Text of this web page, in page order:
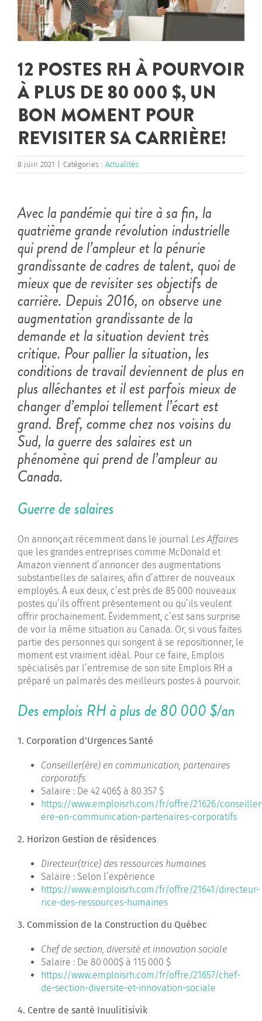
12 POSTES RH À POURVOIR
À PLUS DE 80 000 $, UN
BON MOMENT POUR
REVISITER SA CARRIÈRE!
8 juin 2021 Catégories : Actualités
Avec la pandémie qui tire à sa fin, la
quatrième grande révolution industrielle
qui prend de l’ampleur et la pénurie
grandissante de cadres de talent, quoi de
mieux que de revisiter ses objectifs de
carrière. Depuis 2016, on observe une
augmentation grandissante de la
demande et la situation devient très
critique. Pour pallier la situation, les
conditions de travail deviennent de plus en
plus alléchantes et il est parfois mieux de
changer d’emploi tellement l’écart est
grand. Bref, comme chez nos voisins du
Sud, la guerre des salaires est un
phénomène qui prend de l’ampleur au
Canada.
Guerre de salaires
On annonçait récemment dans le journal Les Affaires
que les grandes entreprises comme McDonald et
Amazon viennent d’annoncer des augmentations
substantielles de salaires, afin d’attirer de nouveaux
employés. À eux deux, c’est près de 85 000 nouveaux
postes qu’ils offrent présentement ou qu’ils veulent
offrir prochainement. Évidemment, c’est sans surprise
de voir la même situation au Canada. Or, si vous faites
partie des personnes qui songent à se repositionner, le
moment est vraiment idéal. Pour ce faire, Emplois
spécialisés par l’entremise de son site Emplois RH a
préparé un palmarès des meilleurs postes à pourvoir.
Des emplois RH à plus de 80 000 $/an
1. Corporation d’Urgences Santé
Conseiller(ère) en communication, partenaires
corporatifs
Salaire : De 42 406$ à 80 357 $
https://www.emploisrh.com/fr/offre/21626/
ere-en-communication-partenaires-corporatifs
2. Horizon Gestion de résidences
Directeur(trice) des ressources humaines
Salaire : Selon l’expérience
https://www.emploisrh.com/fr/offre/21641/directeur-
rice-des-ressources-humaines
3. Commission de la Construction du Québec
Chef de section, diversité et innovation sociale
Salaire : De 80 000$ à 115 000 $
https://www.emploisrh.com/fr/offre/21657/chef-
de-section-diversite-et-innovation-sociale
4. Centre de santé Inuulitisivik